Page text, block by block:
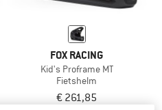
FOX RACING
Kid's Proframe MT
Fietshelm
€ 261,85